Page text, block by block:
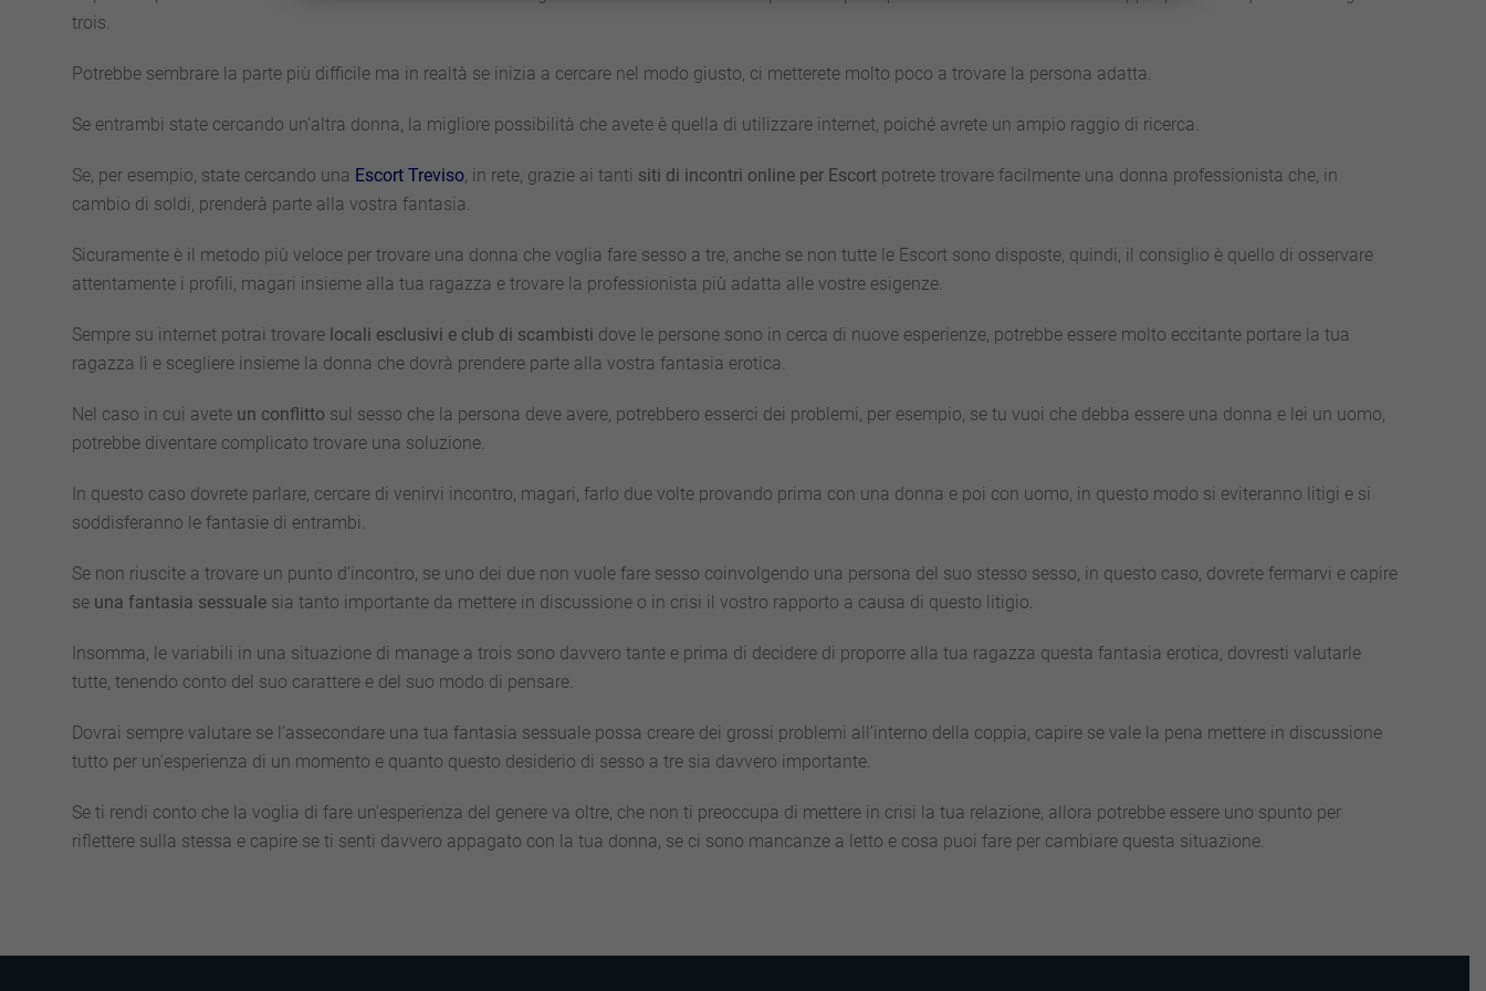
trois.
Potrebbe sembrare la parte più difficile ma in realtà se inizia a cercare nel modo giusto, ci metterete molto poco a trovare la persona adatta.
Se entrambi state cercando un’altra donna, la migliore possibilità che avete è quella di utilizzare internet, poiché avrete un ampio raggio di ricerca.
Se, per esempio, state cercando una Escort Treviso, in rete, grazie ai tanti siti di incontri online per Escortpotrete trovare facilmente una donna professionista che, in
cambio di soldi, prenderà parte alla vostra fantasia.
Sicuramente è il metodo più veloce per trovare una donna che voglia fare sesso a tre, anche se non tutte le Escort sono disposte, quindi, il consiglio è quello di osservare
attentamente i profili, magari insieme alla tua ragazza e trovare la professionista più adatta alle vostre esigenze.
Sempre su internet potrai trovare locali esclusivi e club di scambisti dove le persone sono in cerca di nuove esperienze, potrebbe essere molto eccitante portare la tua
ragazza lì e scegliere insieme la donna che dovrà prendere parte alla vostra fantasia erotica.
Nel caso in cui avete un conflitto sul sesso che la persona deve avere, potrebbero esserci dei problemi, per esempio, se tu vuoi che debba essere una donna e lei un uomo,
potrebbe diventare complicato trovare una soluzione.
In questo caso dovrete parlare, cercare di venirvi incontro, magari, farlo due volte provando prima con una donna e poi con uomo, in questo modo si eviteranno litigi e si
soddisferanno le fantasie di entrambi.
Se non riuscite a trovare un punto d’incontro, se uno dei due non vuole fare sesso coinvolgendo una persona del suo stesso sesso, in questo caso, dovrete fermarvi e capire
se una fantasia sessualesia tanto importante da mettere in discussione o in crisi il vostro rapporto a causa di questo litigio.
Insomma, le variabili in una situazione di manage a trois sono davvero tante e prima di decidere di proporre alla tua ragazza questa fantasia erotica, dovresti valutarle
tutte, tenendo conto del suo carattere e del suo modo di pensare.
Dovrai sempre valutare se l’assecondare una tua fantasia sessuale possa creare dei grossi problemi all’interno della coppia, capire se vale la pena mettere in discussione
tutto per un’esperienza di un momento e quanto questo desiderio di sesso a tre sia davvero importante.
Se ti rendi conto che la voglia di fare un’esperienza del genere va oltre, che non ti preoccupa di mettere in crisi la tua relazione, allora potrebbe essere uno spunto per
riflettere sulla stessa e capire se ti senti davvero appagato con la tua donna, se ci sono mancanze a letto e cosa puoi fare per cambiare questa situazione.